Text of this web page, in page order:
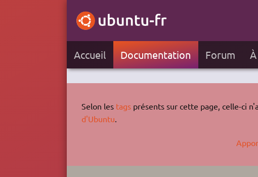
Accueil Documentation Forum
Selon les tagsprésents sur cette page, celle-ci
d'Ubuntu